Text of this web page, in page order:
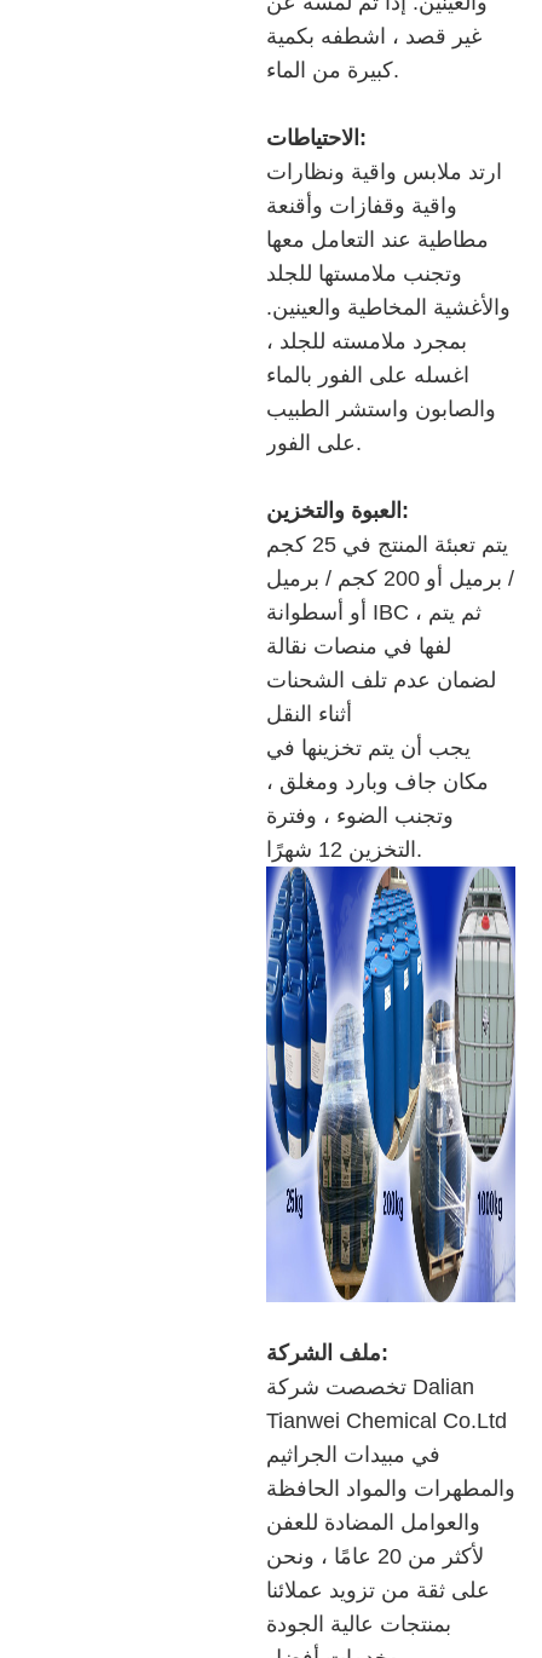
غير قصد ، اشطفه بكمية
كبيرة من الماء.
الاحتياطات:
ارتد ملابس واقية ونظارات
واقية وقفازات وأقنعة
مطاطية عند التعامل معها
وتجنب ملامستها للجلد
والأغشية المخاطية والعينين.
بمجرد ملامسته للجلد ،
اغسله على الفور بالماء
والصابون واستشر الطبيب
على الفور.
العبوة والتخزين:
يتم تعبئة المنتج في 25 كجم
/ برميل أو 200 كجم / برميل
أو أسطوانة IBC ، ثم يتم
لفها في منصات نقالة
لضمان عدم تلف الشحنات
أثناء النقل
يجب أن يتم تخزينها في
مكان جاف وبارد ومغلق ،
وتجنب الضوء ، وفترة
التخزين 12 شهرًا.
ملف الشركة:
تخصصت شركة Dalian
Tianwei Chemical Co.Ltd
في مبيدات الجراثيم
والمطهرات والمواد الحافظة
والعوامل المضادة للعفن
لأكثر من 20 عامًا ، ونحن
على ثقة من تزويد عملائنا
بمنتجات عالية الجودة